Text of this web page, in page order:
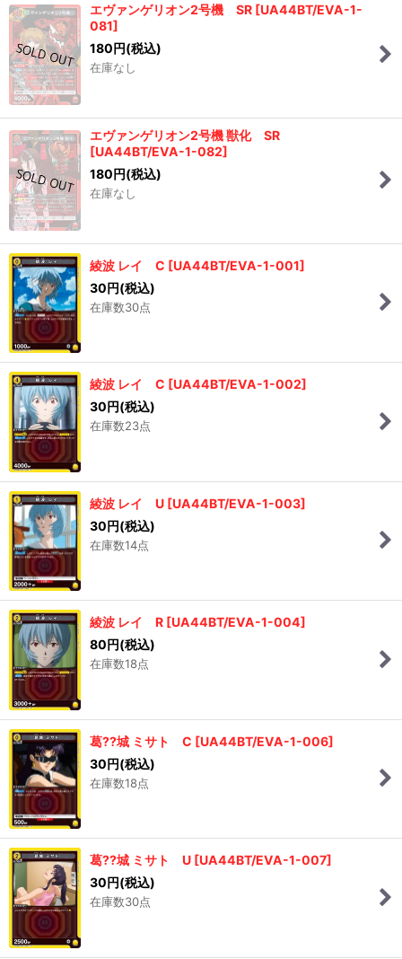
エヴァンゲリオン2号機 SR [UA44BT/EVA-1-
081]
180円(税込)
在庫なし
エヴァンゲリオン2号機 獣化 SR
[UA44BT/EVA-1-082]
180円(税込)
在庫なし
綾波 レイ C [UA44BT/EVA-1-001]
30円(税込)
在庫数30点
綾波 レイ C [UA44BT/EVA-1-002]
30円(税込)
在庫数23点
綾波 レイ U [UA44BT/EVA-1-003]
30円(税込)
在庫数14点
綾波 レイ R [UA44BT/EVA-1-004]
80円(税込)
在庫数18点
葛??城 ミサト C [UA44BT/EVA-1-006]
30円(税込)
在庫数18点
葛??城 ミサト U [UA44BT/EVA-1-007]
30円(税込)
在庫数30点